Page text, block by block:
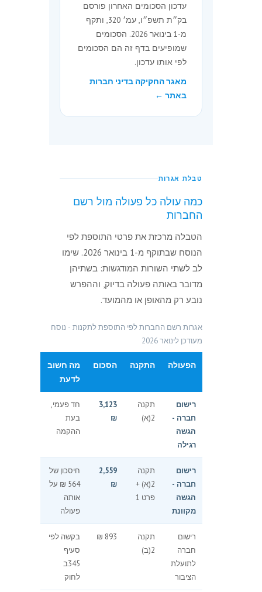
חברה
9 אגרה שנתית
עדכון הסכומים האחרון פורסם
בק״ת תשפ״ו, עמ׳ 320, ותקף
מ-1 בינואר 2026. הסכומים
שמופיעים בדף זה הם הסכומים
לפי אותו עדכון.
מאגר החקיקה בדיני חברות
באתר ←
טבלת אגרות
כמה עולה כל פעולה מול רשם
החברות
הטבלה מרכזת את פרטי התוספת לפי
הנוסח שבתוקף מ-1 בינואר 2026. שימו
לב לשתי השורות המודגשות: בשתיהן
מדובר באותה פעולה בדיוק, וההפרש
נובע רק מהאופן או מהמועד.
אגרות רשם החברות לפי התוספת לתקנות - נוסח
מעודכן לינואר 2026
הפעולה התקנה הסכום
מה חשוב
לדעת
רישום
חברה -
הגשה
רגילה
תקנה
2(א)
3,123
₪
חד פעמי,
בעת
ההקמה
רישום
חברה -
הגשה
מקוונת
תקנה
2(א) +
פרט 1
2,559
₪
חיסכון של
564 ₪ על
אותה
פעולה
רישום
חברה
לתועלת
הציבור
תקנה
2(ב)
893 ₪
בקשה לפי
סעיף
345ב
לחוק